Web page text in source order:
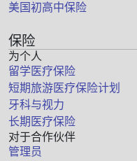
美国初高中保险
保险
为个人
留学医疗保险
短期旅游医疗保险计划
牙科与视力
长期医疗保险
对于合作伙伴
管理员